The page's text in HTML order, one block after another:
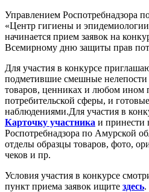
Управлением Роспотребнадзора
«Центр гигиены и
начинается прием заявок на
Всемирному дню защиты прав
Для участия в конкурсе
подметившие смешные нелепости
товаров, ценниках и любом ином
потребительской сферы, и
наблюдениями.Для участия в
Карточку участника и принести
Роспотребнадзора по Амурской
отделы образцы товаров, фото,
чеков и пр.
Условия участия в конкурсе
пункт приема заявок ищите здесь.